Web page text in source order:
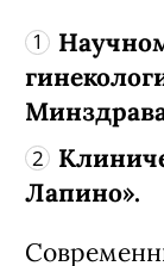
Лапино».